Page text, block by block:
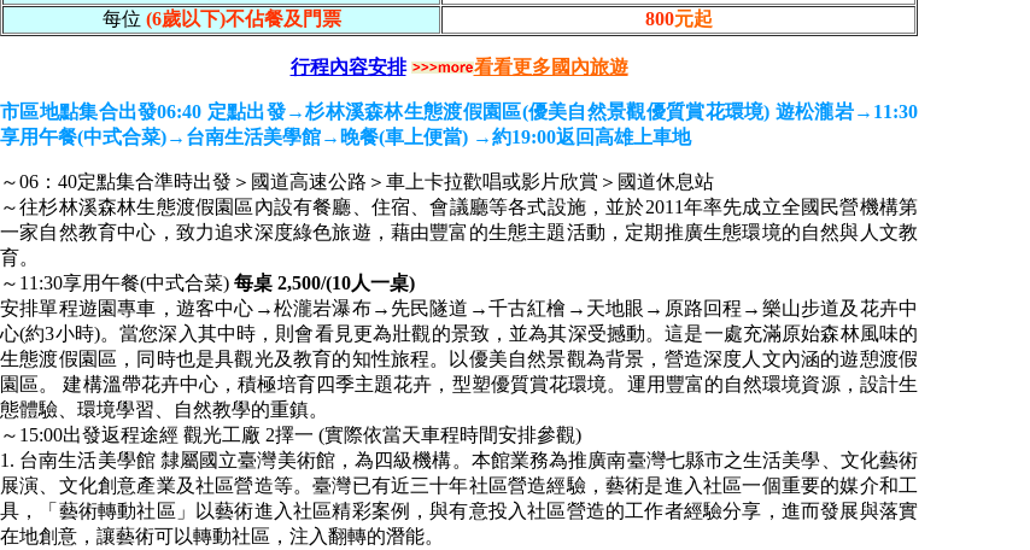
每位 (6歲以下)不佔餐及門票 800元起
行程內容安排 看看更多國內旅遊
市區地點集合出發06:40 定點出發→杉林溪森林生態渡假園區(優美自然景觀優質賞花環境) 遊松瀧岩→11:30
享用午餐(中式合菜)→台南生活美學館→晚餐(車上便當) →約19:00返回高雄上車地
～06：40定點集合準時出發＞國道高速公路＞車上卡拉歡唱或影片欣賞＞國道休息站
～往杉林溪森林生態渡假園區內設有餐廳、住宿、會議廳等各式設施，並於2011年率先成立全國民營機構第
一家自然教育中心，致力追求深度綠色旅遊，藉由豐富的生態主題活動，定期推廣生態環境的自然與人文教
育。
～11:30享用午餐(中式合菜) 每桌 2,500/(10人一桌)
安排單程遊園專車，遊客中心→松瀧岩瀑布→先民隧道→千古紅檜→天地眼→原路回程→樂山步道及花卉中
心(約3小時)。當您深入其中時，則會看見更為壯觀的景致，並為其深受撼動。這是一處充滿原始森林風味的
生態渡假園區，同時也是具觀光及教育的知性旅程。以優美自然景觀為背景，營造深度人文內涵的遊憩渡假
園區。 建構溫帶花卉中心，積極培育四季主題花卉，型塑優質賞花環境。運用豐富的自然環境資源，設計生
態體驗、環境學習、自然教學的重鎮。
～15:00出發返程途經 觀光工廠 2擇一 (實際依當天車程時間安排參觀)
1. 台南生活美學館 隸屬國立臺灣美術館，為四級機構。本館業務為推廣南臺灣七縣市之生活美學、文化藝術
展演、文化創意產業及社區營造等。臺灣已有近三十年社區營造經驗，藝術是進入社區一個重要的媒介和工
具，「藝術轉動社區」以藝術進入社區精彩案例，與有意投入社區營造的工作者經驗分享，進而發展與落實
在地創意，讓藝術可以轉動社區，注入翻轉的潛能。